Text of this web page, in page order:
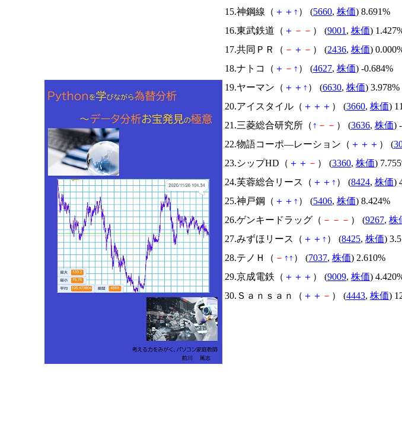
15.神鋼線（ ＋ ＋ ↑ ） (5660, 株価) 8.691%
16.東武鉄道（ ＋ － － ） (9001 , 株価)
17.共同ＰＲ（ － ＋ － ） (2436, 株価)
18.ナトコ（ ＋ － ↑ ） (4627, 株価) -0.684%
19.ヤーマン（ ＋ ＋ ↑ ） (6630, 株価) 3.978%
20.アイスタイル（ ＋ ＋ ＋ ） (3660, 株価)
21.三菱総合研究所（ ↑ － － ） (3636, 株価)
22.物語コーポ―レーション（ ＋ ＋ ＋ ） (
23.シップHD（ ＋ ＋ － ） (3360, 株価)
24.芙蓉総合リース（ ＋ ＋ ↑ ） (8424, 株価)
25.神戸鋼（ ＋ ＋ ↑ ） (5406, 株価) 8.424%
26.ゲンキードラッグ（ － － － ） (9267, 株
27.みずほリース（ ＋ ＋ ↑ ） (8425, 株価)
28.テノＨ（ － ↑ ↑ ） (7037, 株価) 2.610%
29.京成電鉄（ ＋ ＋ ＋ ） (9009, 株価)
30.Ｓａｎｓａｎ（ ＋ ＋ － ） (4443, 株価)